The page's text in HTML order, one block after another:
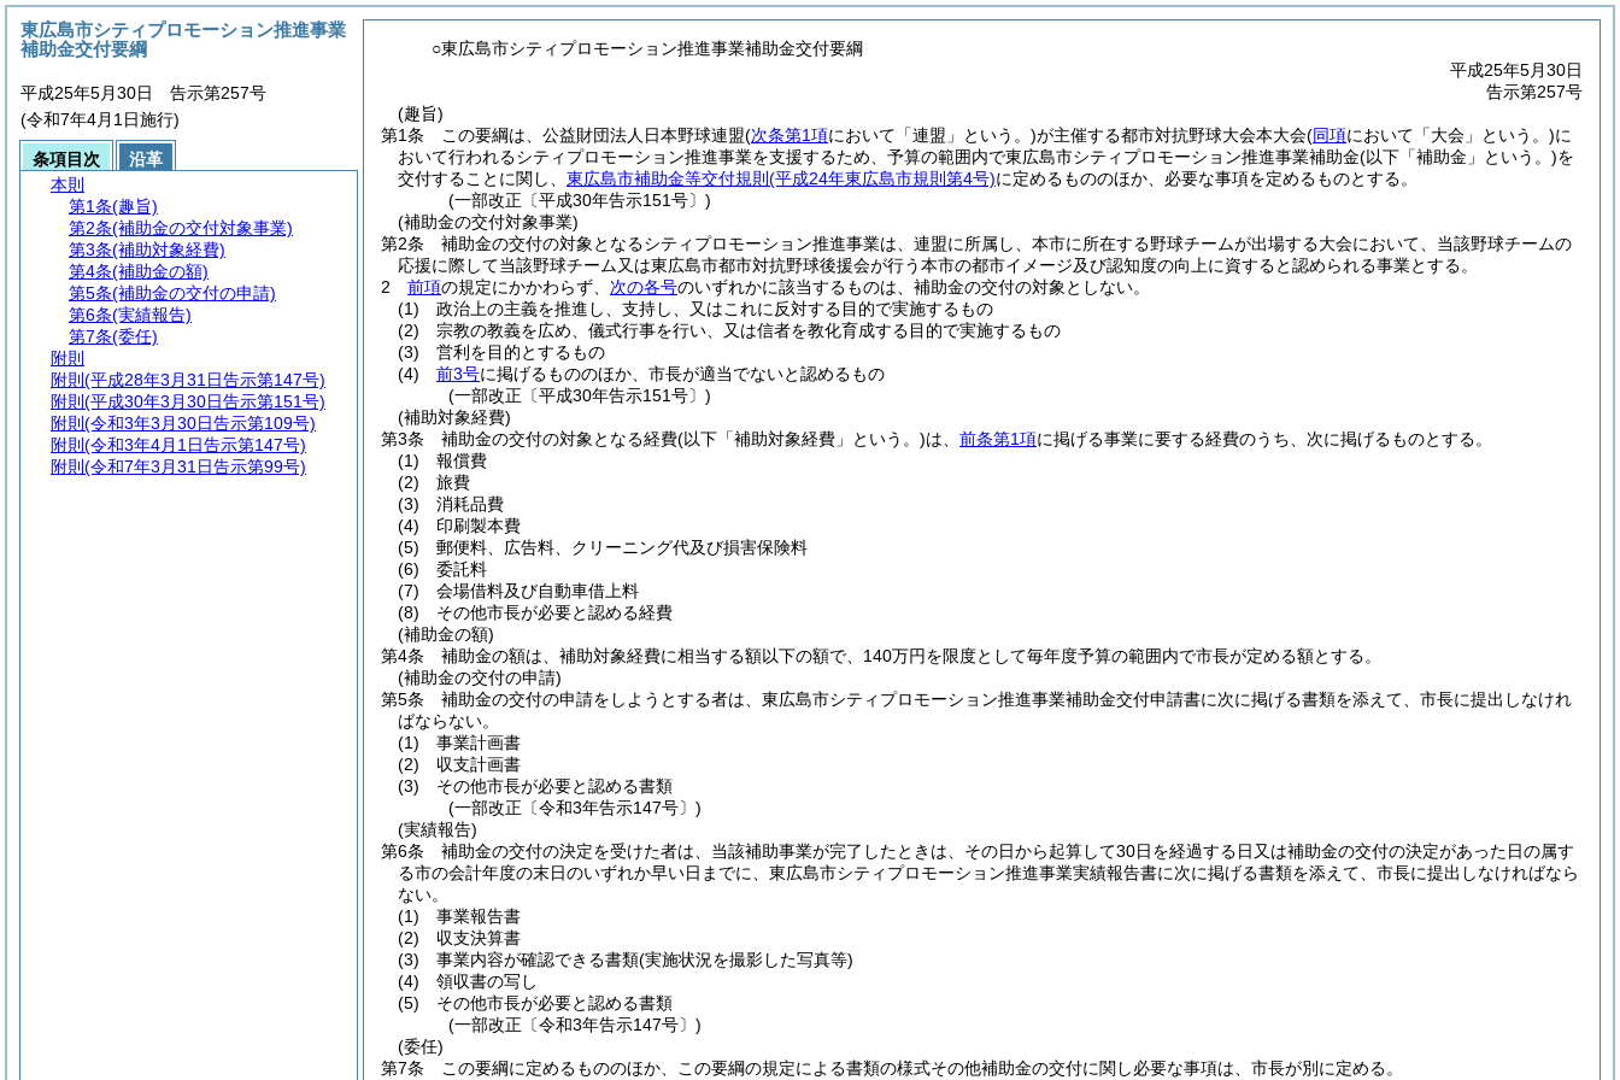
○東広島市シティプロモーション推進事業補助金交付要綱
平成25年5月30日
告示第257号
(趣旨)
第1条
この要綱は、公益財団法人日本野球連盟(次条第1項において「連盟」という。)が主催する都市対抗野球大会本大会(同項において「大会」という。)に
おいて行われるシティプロモーション推進事業を支援するため、予算の範囲内で東広島市シティプロモーション推進事業補助金(以下「補助金」という。)を
交付することに関し、 東広島市補助金等交付規則 (平成24年東広島市規則第4号)に定めるもののほか、必要な事項を定めるものとする。
(一部改正〔平成30年告示151号〕)
(補助金の交付対象事業)
第2条
補助金の交付の対象となるシティプロモーション推進事業は、連盟に所属し、本市に所在する野球チームが出場する大会において、当該野球チームの
応援に際して当該野球チーム又は東広島市都市対抗野球後援会が行う本市の都市イメージ及び認知度の向上に資すると認められる事業とする。
2
前項の規定にかかわらず、 次の各号のいずれかに該当するものは、補助金の交付の対象としない。
(1)
政治上の主義を推進し、支持し、又はこれに反対する目的で実施するもの
(2)
宗教の教義を広め、儀式行事を行い、又は信者を教化育成する目的で実施するもの
(3)
営利を目的とするもの
(4)
前3号に掲げるもののほか、市長が適当でないと認めるもの
(一部改正〔平成30年告示151号〕)
(補助対象経費)
第3条
補助金の交付の対象となる経費(以下「補助対象経費」という。)は、 前条第1項に掲げる事業に要する経費のうち、次に掲げるものとする。
(1)
報償費
(2)
旅費
(3)
消耗品費
(4)
印刷製本費
(5)
郵便料、広告料、クリーニング代及び損害保険料
(6)
委託料
(7)
会場借料及び自動車借上料
(8)
その他市長が必要と認める経費
(補助金の額)
第4条
補助金の額は、補助対象経費に相当する額以下の額で、140万円を限度として毎年度予算の範囲内で市長が定める額とする。
(補助金の交付の申請)
第5条
補助金の交付の申請をしようとする者は、東広島市シティプロモーション推進事業補助金交付申請書に次に掲げる書類を添えて、市長に提出しなけれ
ばならない。
(1)
事業計画書
(2)
収支計画書
(3)
その他市長が必要と認める書類
(一部改正〔令和3年告示147号〕)
(実績報告)
第6条
補助金の交付の決定を受けた者は、当該補助事業が完了したときは、その日から起算して30日を経過する日又は補助金の交付の決定があった日の属す
る市の会計年度の末日のいずれか早い日までに、東広島市シティプロモーション推進事業実績報告書に次に掲げる書類を添えて、市長に提出しなければなら
ない。
(1)
事業報告書
(2)
収支決算書
(3)
事業内容が確認できる書類(実施状況を撮影した写真等)
(4)
領収書の写し
(5)
その他市長が必要と認める書類
(一部改正〔令和3年告示147号〕)
(委任)
第7条
この要綱に定めるもののほか、この要綱の規定による書類の様式その他補助金の交付に関し必要な事項は、市長が別に定める。
東広島市シティプロモーション推進事業
補助金交付要綱
平成25年5月30日 告示第257号
(令和7年4月1日施行)
条項目次
沿革
本則
第1条(趣旨)
第2条(補助金の交付対象事業)
第3条(補助対象経費)
第4条(補助金の額)
第5条(補助金の交付の申請)
第6条(実績報告)
第7条(委任)
附則
附則 (平成28年3月31日告示第147号)
附則 (平成30年3月30日告示第151号)
附則 (令和3年3月30日告示第109号)
附則 (令和3年4月1日告示第147号)
附則 (令和7年3月31日告示第99号)